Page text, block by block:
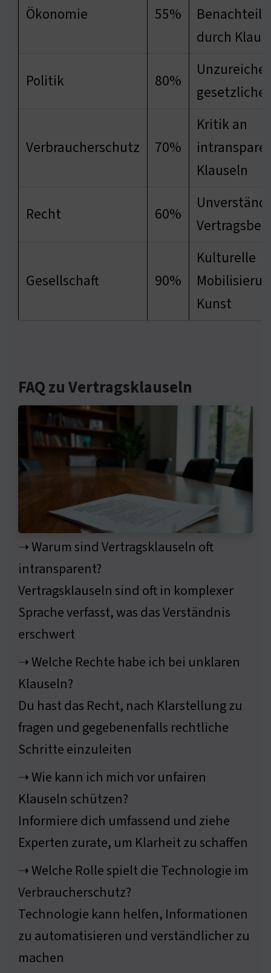
Ökonomie 55%
durch
Politik 80%
Verbraucherschutz 70%
Kritik an
Klauseln
Recht 60%
Gesellschaft 90%
Kulturelle
Kunst
FAQ zu Vertragsklauseln
➝ Warum sind Vertragsklauseln oft
intransparent?
Vertragsklauseln sind oft in komplexer
Sprache verfasst, was das Verständnis
erschwert
➝ Welche Rechte habe ich bei unklaren
Klauseln?
Du hast das Recht, nach Klarstellung zu
fragen und gegebenenfalls rechtliche
Schritte einzuleiten
➝ Wie kann ich mich vor unfairen
Klauseln schützen?
Informiere dich umfassend und ziehe
Experten zurate, um Klarheit zu schaffen
➝ Welche Rolle spielt die Technologie im
Verbraucherschutz?
Technologie kann helfen, Informationen
zu automatisieren und verständlicher zu
machen